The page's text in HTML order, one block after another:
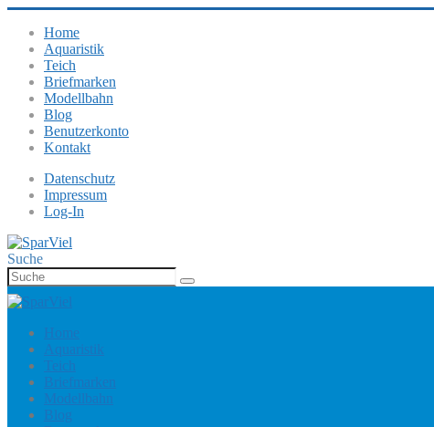
Home
Aquaristik
Teich
Briefmarken
Modellbahn
Blog
Benutzerkonto
Kontakt
Datenschutz
Impressum
Log-In
Suche
Home
Aquaristik
Teich
Briefmarken
Modellbahn
Blog